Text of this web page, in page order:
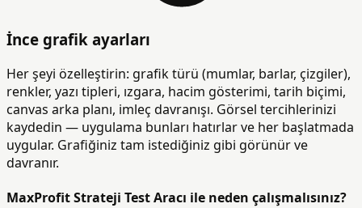
İnce grafik ayarları
Her şeyi özelleştirin: grafik türü (mumlar, barlar, çizgiler),
renkler, yazı tipleri, ızgara, hacim gösterimi, tarih biçimi,
canvas arka planı, imleç davranışı. Görsel tercihlerinizi
kaydedin — uygulama bunları hatırlar ve her başlatmada
uygular. Grafiğiniz tam istediğiniz gibi görünür ve
davranır.
MaxProfit Strateji Test Aracı ile neden çalışmalısınız?